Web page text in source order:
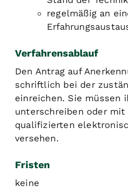
regelmäßig an
Verfahrensablauf
Den Antrag auf
schriftlich bei der
einreichen. Sie müssen
unterschreiben oder mit
qualifizierten
versehen.
Fristen
keine